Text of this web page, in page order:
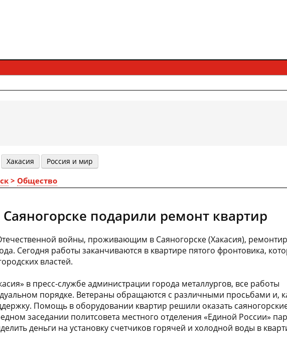
Хакасия Россия и мир
> Общество
подарили ремонт квартир
войны, проживающим в Саяногорске (Хакасия),
Сегодня работы заканчиваются в квартире пятого фронтовика,
властей.
в пресс-службе администрации города металлургов, все работы
порядке. Ветераны обращаются с различными просьбами и,
Помощь в оборудовании квартир решили оказать
заседании политсовета местного отделения «Единой России»
деньги на установку счетчиков горячей и холодной воды в